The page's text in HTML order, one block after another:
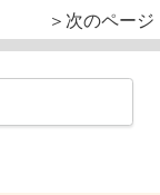
＞次のページ